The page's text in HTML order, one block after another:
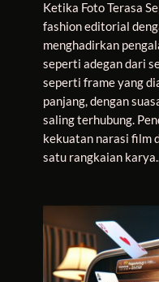
Ketika Foto Terasa
fashion editorial
menghadirkan
seperti adegan dari
seperti frame yang
panjang, dengan
saling terhubung.
kekuatan narasi film
satu rangkaian